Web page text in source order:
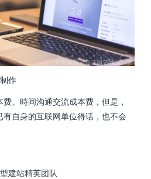
作
、時间沟通交流成本费，但是，
自身的互联网单位得话，也不会
建站精英团队